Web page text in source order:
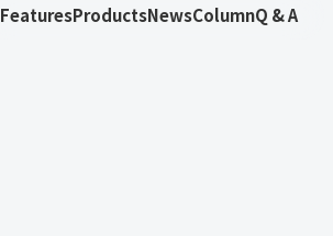
FeaturesProductsNewsColumnQ & A